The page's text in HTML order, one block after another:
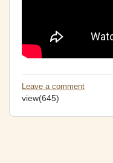
Leave a comment
view(645)